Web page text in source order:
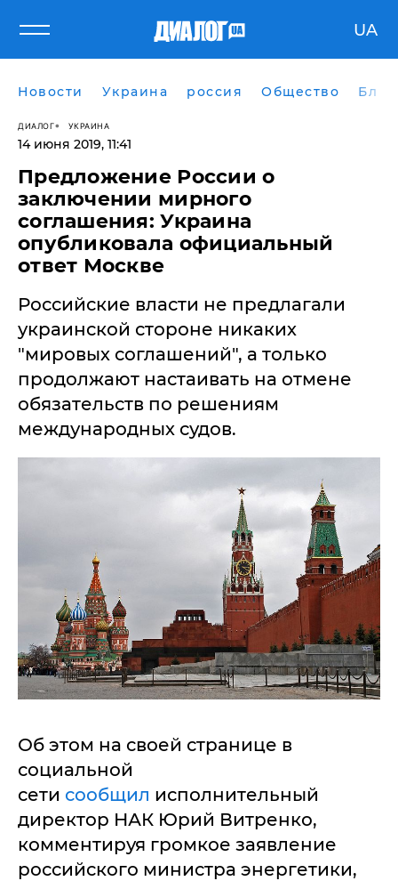
UA
Новости Украина россия Общество
ДИАЛОГ УКРАИНА
14 июня 2019, 11:41
Предложение России о
заключении мирного
соглашения: Украина
опубликовала официальный
ответ Москве
​Российские власти не предлагали
украинской стороне никаких
"мировых соглашений", а только
продолжают настаивать на отмене
обязательств по решениям
международных судов.
Об этом на своей странице в
социальной
сети сообщил исполнительный
директор НАК Юрий Витренко,
комментируя громкое заявление
российского министра энергетики,